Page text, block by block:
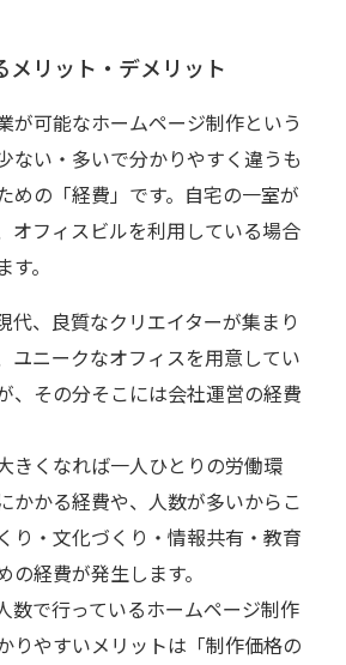
メリット・デメリット
が可能なホームページ制作という
ない・多いで分かりやすく違うも
めの「経費」です。自宅の一室が
オフィスビルを利用している場合
。
代、良質なクリエイターが集まり
ユニークなオフィスを用意してい
、その分そこには会社運営の経費
きくなれば一人ひとりの労働環
かかる経費や、人数が多いからこ
り・文化づくり・情報共有・教育
経費が発生します。
数で行っているホームページ制作
りやすいメリットは「制作価格の